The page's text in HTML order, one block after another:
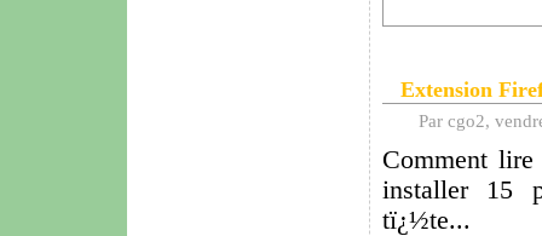
Extension
Par cgo2,
Comment
installer 15
tï¿½te...